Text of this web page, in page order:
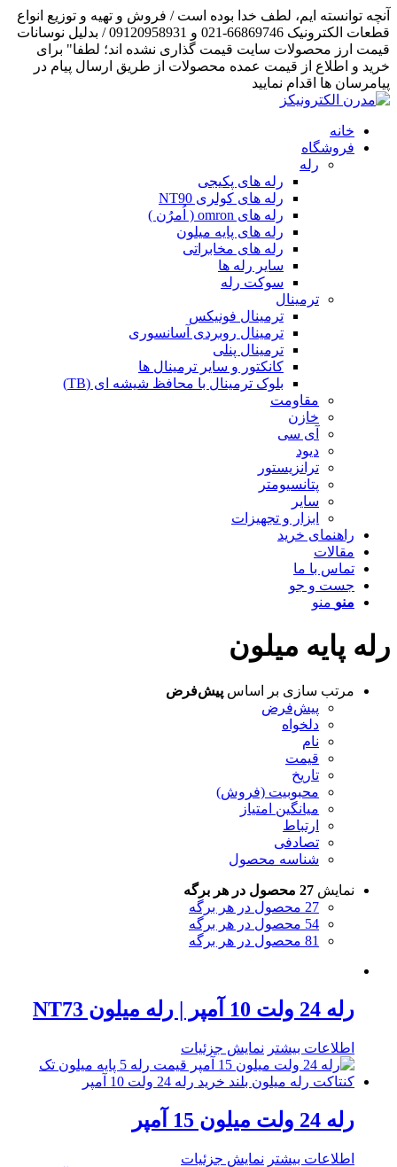
آنچه توانسته ایم، لطف خدا بوده است / فروش و تهیه و توزیع انواع
قطعات الکترونیک 66869746-021 و 09120958931 / بدلیل نوسانات
قیمت ارز محصولات سایت قیمت گذاری نشده اند؛ لطفا" برای
خرید و اطلاع از قیمت عمده محصولات از طریق ارسال پیام در
پیامرسان ها اقدام نمایید
خانه
فروشگاه
رله
رله های پکیجی
رله های کولری NT90
رله های omron ( اُمرُن )
رله های پایه میلون
رله های مخابراتی
سایر رله ها
سوکت رله
ترمینال
ترمینال فونیکس
ترمینال روبردی آسانسوری
ترمینال پنلی
کانکتور و سایر ترمینال ها
بلوک ترمینال با محافظ شیشه ای (TB)
مقاومت
خازن
آی سی
دیود
ترانزیستور
پتانسیومتر
سایر
ابزار و تجهیزات
راهنمای خرید
مقالات
تماس با ما
جست و جو
منو منو
رله پایه میلون
مرتب سازی بر اساس پیش‌فرض
پیش‌فرض
دلخواه
نام
قیمت
تاریخ
محبوبیت (فروش)
میانگین امتیاز
ارتباط
تصادفی
شناسه محصول
نمایش 27 محصول در هر برگه
27 محصول در هر برگه
54 محصول در هر برگه
81 محصول در هر برگه
رله 24 ولت 10 آمپر | رله میلون NT73
اطلاعات بیشتر نمایش جزئیات
رله 24 ولت میلون 15 آمپر
اطلاعات بیشتر نمایش جزئیات